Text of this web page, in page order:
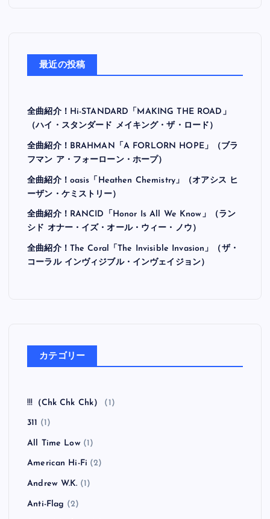
最近の投稿
全曲紹介！Hi-STANDARD「MAKING THE ROAD」
（ハイ・スタンダード メイキング・ザ・ロード）
全曲紹介！BRAHMAN「A FORLORN HOPE」（ブラ
フマン ア・フォーローン・ホープ）
全曲紹介！oasis「Heathen Chemistry」（オアシス ヒ
ーザン・ケミストリー）
全曲紹介！RANCID「Honor Is All We Know」（ラン
シド オナー・イズ・オール・ウィー・ノウ）
全曲紹介！The Coral「The Invisible Invasion」（ザ・
コーラル インヴィジブル・インヴェイジョン）
カテゴリー
!!!（Chk Chk Chk） (1)
311 (1)
All Time Low(1)
American Hi-Fi (2)
Andrew W.K. (1)
Anti-Flag (2)